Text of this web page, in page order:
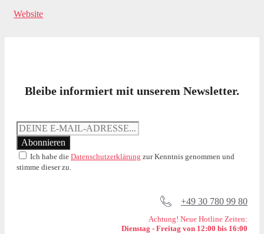
Website
Bleibe informiert mit unserem Newsletter.
Ich habe die Datenschutzerklärung zur Kenntnis genommen und
stimme dieser zu.
+49 30 780 99 80
Achtung! Neue Hotline Zeiten:
Dienstag - Freitag von 12:00 bis 16:00